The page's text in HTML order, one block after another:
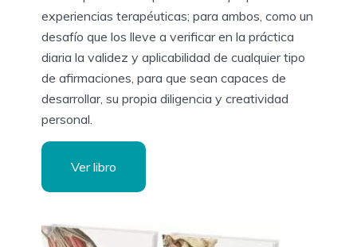
experiencias terapéuticas; para ambos, como un
desafío que los lleve a verificar en la práctica
diaria la validez y aplicabilidad de cualquier tipo
de afirmaciones, para que sean capaces de
desarrollar, su propia diligencia y creatividad
personal.
Ver libro